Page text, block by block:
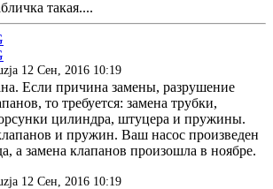
такая....
12 Сен, 2016 10:19
Если причина замены, разрушение
то требуется: замена трубки,
цилиндра, штуцера и пружины.
и пружин. Ваш насос произведен
а замена клапанов произошла в ноябре.
12 Сен, 2016 10:19